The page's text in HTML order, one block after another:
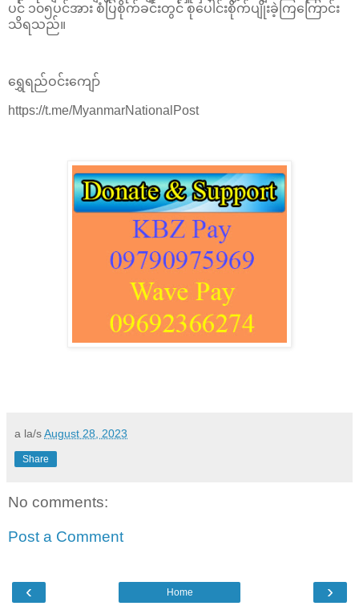
ပင် ၁၀၅ပင်အား စံပြစိုက်ခင်းတွင် စုပေါင်းစိုက်ပျိုးခဲ့ကြကြောင်း
သိရသည်။
ရွှေရည်ဝင်းကျော်
https://t.me/MyanmarNationalPost
a la/sAugust 28, 2023
Share
No comments:
Post a Comment
‹ ›
Home